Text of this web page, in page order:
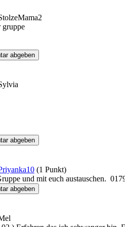
gruppe
(1 Punkt)
und mit euch austauschen.